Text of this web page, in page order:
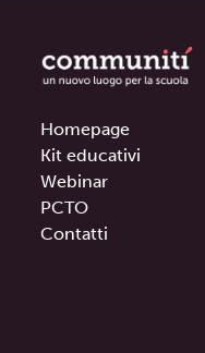
Homepage
Kit educativi
Webinar
PCTO
Contatti